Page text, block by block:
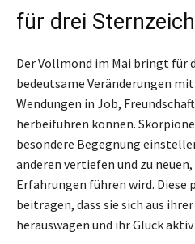
für drei
Der Vollmond im Mai bringt für
bedeutsame Veränderungen
Wendungen in Job,
herbeiführen können.
besondere Begegnung
anderen vertiefen und zu
Erfahrungen führen wird. Diese
beitragen, dass sie sich aus
herauswagen und ihr Glück aktiv